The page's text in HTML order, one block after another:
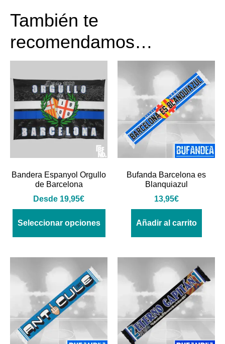
También te
recomendamos…
Bandera Espanyol Orgullo
de Barcelona
Desde 19,95€
Seleccionar opciones
Bufanda Barcelona es
Blanquiazul
13,95€
Añadir al carrito